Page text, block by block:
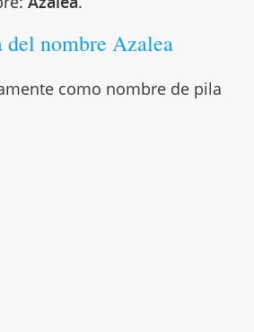
nombre Azalea
como nombre de pila